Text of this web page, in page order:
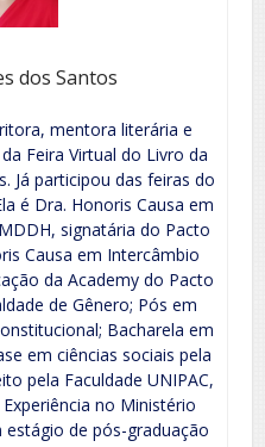
dos Santos
mentora literária e
Feira Virtual do Livro da
Já participou das feiras do
é Dra. Honoris Causa em
signatária do Pacto
Causa em Intercâmbio
da Academy do Pacto
de Gênero; Pós em
Bacharela em
em ciências sociais pela
pela Faculdade UNIPAC,
no Ministério
estágio de pós-graduação